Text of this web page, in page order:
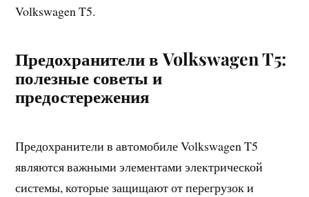
Volkswagen T5.
Предохранители в Volkswagen T5:
полезные советы и
предостережения
Предохранители в автомобиле Volkswagen T5
являются важными элементами электрической
системы, которые защищают от перегрузок и